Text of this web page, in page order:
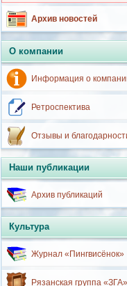
Архив новостей
О компании
Информация о
Ретроспектива
Отзывы и
Наши публикации
Архив публикаций
Культура
Журнал «Пингвисёнок»
Рязанская группа «ЗГА»